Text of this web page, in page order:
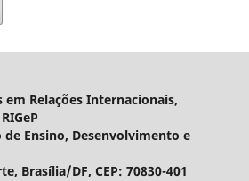
em Relações Internacionais,
Ensino, Desenvolvimento e
Brasília/DF, CEP: 70830-401